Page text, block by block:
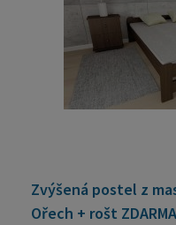
Zvýšená postel z
Ořech + rošt ZDARMA